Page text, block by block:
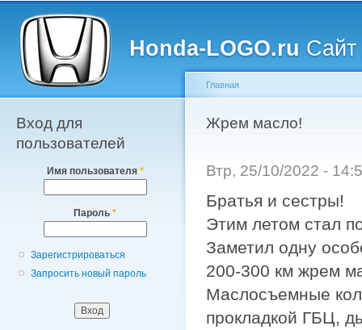
Honda-LOGO.ru Сайт
Главное меню
Вход для
пользователей
Имя пользователя *
Пароль *
Зарегистрироваться
Запросить новый пароль
Вы здесь
Главная
Жрем масло!
Втр, 25/10/2022 -
Братья и сестры!
Этим летом стал
Заметил одну
200-300 км жрем
Маслосъемные
прокладкой ГБЦ,